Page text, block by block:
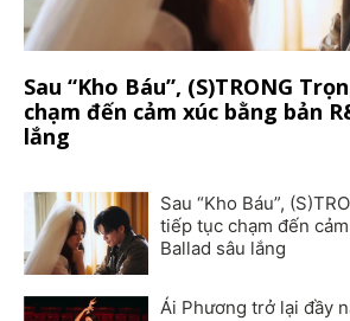
Sau “Kho Báu”, (S)TRONG
chạm đến cảm xúc bằng bản
lắng
Sau “Kho Báu”,
tiếp tục chạm đến
Ballad sâu lắng
Ái Phương trở lại đầy